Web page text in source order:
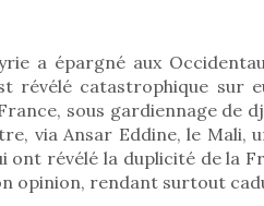
a épargné aux
révélé catastrophique sur
sous gardiennage de
via Ansar Eddine, le Mali,
ont révélé la duplicité de la
opinion, rendant surtout